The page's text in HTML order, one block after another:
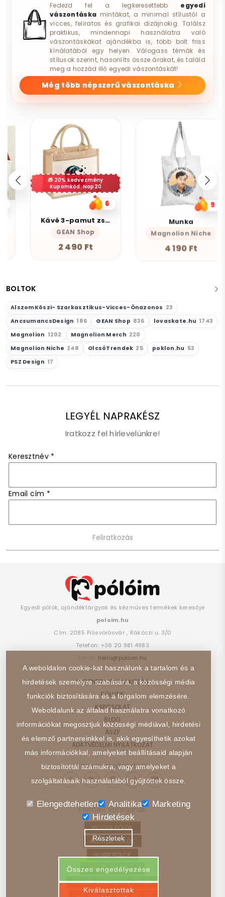
BOLTOK
AlszomKöszi- Szarkasztikus-Vicces-Önazonos 23
AncsumancsDesign 186 GEAN Shop 836 lovaskate.hu 1743
Magnolion 1202 Magnolion Merch 220
Magnolion Niche 248 OlcsóTrendek 25 poklon.hu 53
PSZ Design 17
Fedezd fel a legkeresettebb egyedi
vászontáska mintákat, a minimal stílustól a
vicces, feliratos és grafikai dizájnokig. Találsz
praktikus, mindennapi használatra való
vászontáskákat ajándékba is, több bolt friss
kínálatából egy helyen. Válogass témák és
stílusok szerint, hasonlíts össze árakat, és találd
meg a hozzád illő egyedi vászontáskát!
Még több népszerű vászontáska
20% kedvezmény
Kupomkód: Nap20
6
Kávé 3-pamut zsebes juta midi bevásárlótáska
GEAN Shop
2 490 Ft
9
Munka
Magnolion Niche
4 190 Ft
LEGYÉL NAPRAKÉSZ
Iratkozz fel hírlevelünkre!
Keresztnév *
Email cím *
Egyedi pólók, ajándéktárgyak és kézműves termékek keresője
poloim.hu
Cím: 2085 Pilisvörösvár , Rákóczi u. 3/D
Telefon: +36 20 981 4983
hello@poloim.hu
PARTNER CSATLAKOZÁS
RÓLUNK
KAPCSOLAT
BLOG
ÁSZF
ADATVÉDELMI NYILATKOZAT
Kövess minket itt is:
Kiemelt kategóriák
VICCES PÓLÓK
ÁLLATOK PÓLÓK
HOBBI PÓLÓK
JÁRMŰVEK PÓLÓK
FILMEK, SOROZATOK PÓLÓK
A weboldalon cookie-kat használunk a tartalom és a
hirdetések személyre szabására, a közösségi média
funkciók biztosítására és a forgalom elemzésére.
Weboldalunk az általad használatra vonatkozó
információkat megosztjuk közösségi médiával, hirdetési
és elemző partnereinkkel is, akik egyesíthetik azokat
más információkkal, amelyeket beállításaid alapján
biztosítottál számukra, vagy amelyeket a
szolgáltatásaik használatából gyűjtöttek össze.
Elengedtehetlen Analitika
Marketing
Hirdetések
Részletek
Összes engedélyezése
Kiválasztottak